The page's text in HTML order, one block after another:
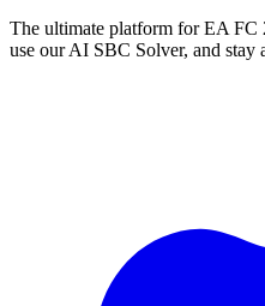
The ultimate platform for EA FC
use our AI SBC Solver, and stay